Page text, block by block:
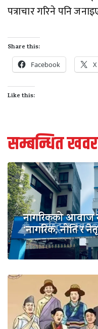
पत्राचार गरिने पनि
Share this:
Facebook X
Like this:
सम्बन्धित खवर
नागरिकको आवाज
‘नागरिक, नीति र